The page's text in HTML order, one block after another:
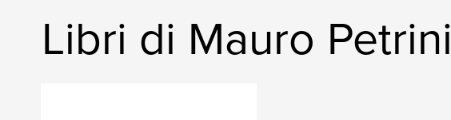
Libri di Mauro Petrini